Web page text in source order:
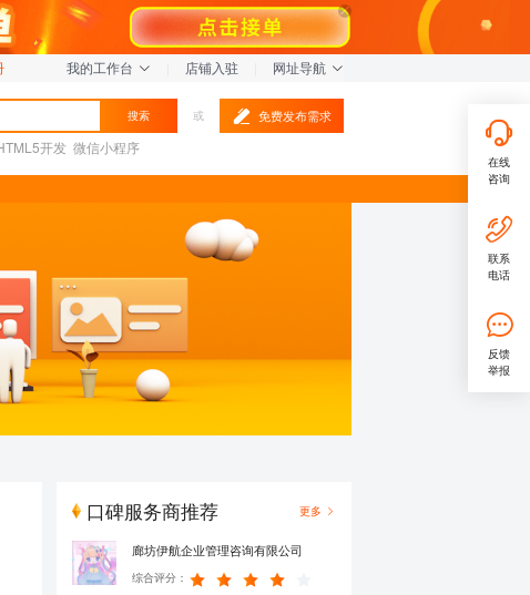
我的工作台 店铺入驻 网址导航
搜索
开发 微信小程序
或 免费发布需求
口碑服务商推荐 更多
廊坊伊航企业管理咨询有限公司
综合评分：
在线
咨询
联系
电话
反馈
举报